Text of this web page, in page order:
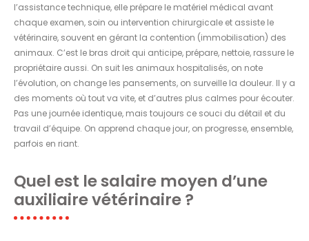
l’assistance technique, elle prépare le matériel médical avant
chaque examen, soin ou intervention chirurgicale et assiste le
vétérinaire, souvent en gérant la contention (immobilisation) des
animaux. C’est le bras droit qui anticipe, prépare, nettoie, rassure le
propriétaire aussi. On suit les animaux hospitalisés, on note
l’évolution, on change les pansements, on surveille la douleur. Il y a
des moments où tout va vite, et d’autres plus calmes pour écouter.
Pas une journée identique, mais toujours ce souci du détail et du
travail d’équipe. On apprend chaque jour, on progresse, ensemble,
parfois en riant.
Quel est le salaire moyen d’une
auxiliaire vétérinaire ?